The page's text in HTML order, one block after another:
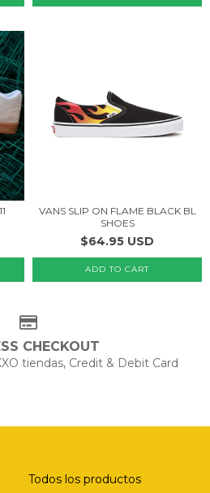
VANS SLIP ON FLAME BLACK BL
SHOES
$64.95 USD
ADD TO CART
CHECKOUT
tiendas, Credit & Debit Card
Todos los productos